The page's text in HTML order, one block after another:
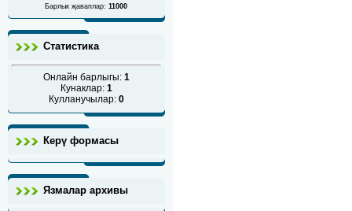
Барлык җаваплар:11000
Статистика
Онлайн барлыгы: 1
Кунаклар: 1
Кулланучылар: 0
Керү формасы
Язмалар архивы